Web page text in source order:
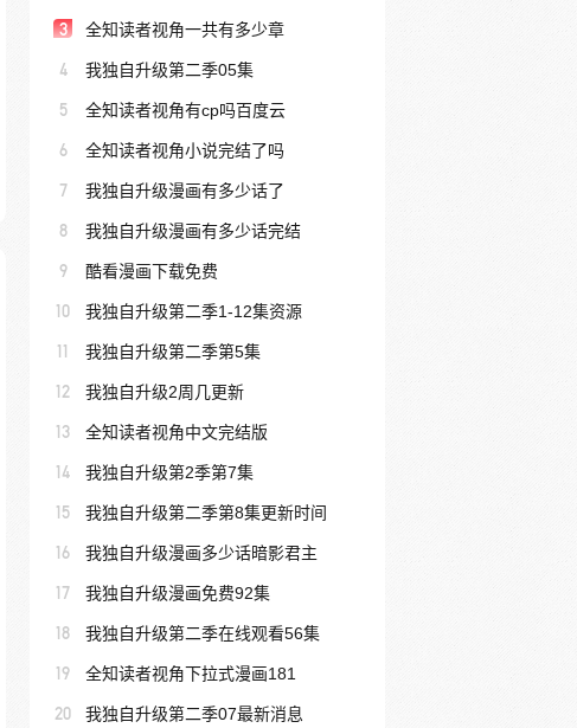
3 全知读者视角一共有多少章
4 我独自升级第二季05集
5 全知读者视角有cp吗百度云
6 全知读者视角小说完结了吗
7 我独自升级漫画有多少话了
8 我独自升级漫画有多少话完结
9 酷看漫画下载免费
10 我独自升级第二季1-12集资源
11 我独自升级第二季第5集
12 我独自升级2周几更新
13 全知读者视角中文完结版
14 我独自升级第2季第7集
15 我独自升级第二季第8集更新时间
16 我独自升级漫画多少话暗影君主
17 我独自升级漫画免费92集
18 我独自升级第二季在线观看56集
19 全知读者视角下拉式漫画181
20 我独自升级第二季07最新消息